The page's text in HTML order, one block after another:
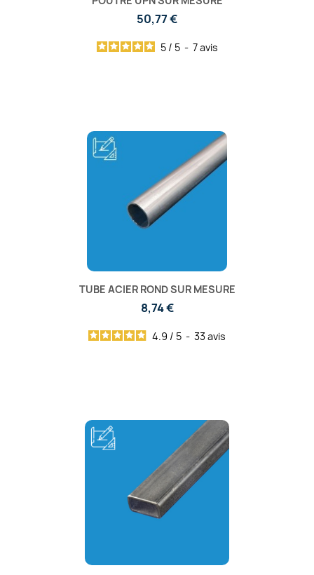
50,77 €
5 / 5 - 7avis
TUBE ACIER ROND SUR MESURE
8,74 €
4.9 / 5 - 33avis